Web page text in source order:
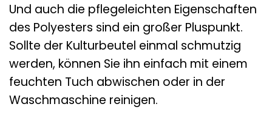
Und auch die pflegeleichten Eigenschaften
des Polyesters sind ein großer Pluspunkt.
Sollte der Kulturbeutel einmal schmutzig
werden, können Sie ihn einfach mit einem
feuchten Tuch abwischen oder in der
Waschmaschine reinigen.